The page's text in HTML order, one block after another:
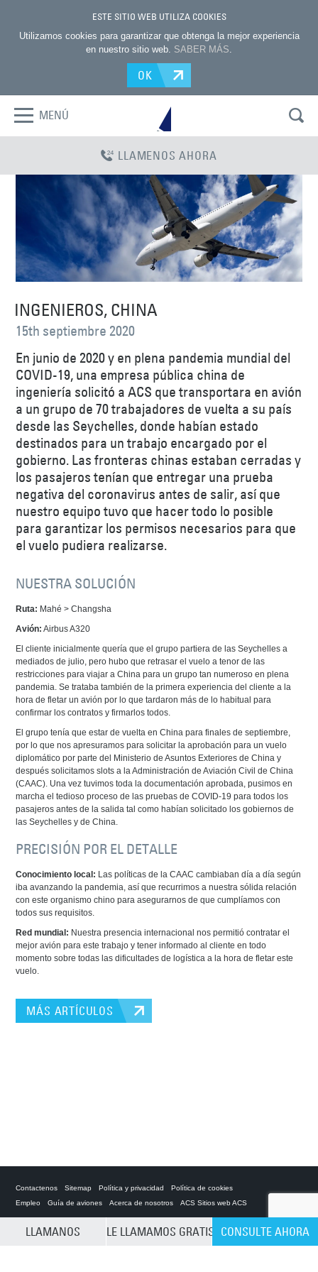
ESTE SITIO WEB UTILIZA COOKIES
Utilizamos cookies para garantizar que obtenga la mejor experiencia
en nuestro sitio web. SABER MÁS.
OK
MENÚ
LLAMENOS AHORA
INGENIEROS, CHINA
15th septiembre 2020
En junio de 2020 y en plena pandemia mundial del
COVID-19, una empresa pública china de
ingeniería solicitó a ACS que transportara en avión
a un grupo de 70 trabajadores de vuelta a su país
desde las Seychelles, donde habían estado
destinados para un trabajo encargado por el
gobierno. Las fronteras chinas estaban cerradas y
los pasajeros tenían que entregar una prueba
negativa del coronavirus antes de salir, así que
nuestro equipo tuvo que hacer todo lo posible
para garantizar los permisos necesarios para que
el vuelo pudiera realizarse.
NUESTRA SOLUCIÓN
Ruta: Mahé > Changsha
Avión: Airbus A320
El cliente inicialmente quería que el grupo partiera de las Seychelles a
mediados de julio, pero hubo que retrasar el vuelo a tenor de las
restricciones para viajar a China para un grupo tan numeroso en plena
pandemia. Se trataba también de la primera experiencia del cliente a la
hora de fletar un avión por lo que tardaron más de lo habitual para
confirmar los contratos y firmarlos todos.
El grupo tenía que estar de vuelta en China para finales de septiembre,
por lo que nos apresuramos para solicitar la aprobación para un vuelo
diplomático por parte del Ministerio de Asuntos Exteriores de China y
después solicitamos slots a la Administración de Aviación Civil de China
(CAAC). Una vez tuvimos toda la documentación aprobada, pusimos en
marcha el tedioso proceso de las pruebas de COVID-19 para todos los
pasajeros antes de la salida tal como habían solicitado los gobiernos de
las Seychelles y de China.
PRECISIÓN POR EL DETALLE
Conocimiento local: Las políticas de la CAAC cambiaban día a día según
iba avanzando la pandemia, así que recurrimos a nuestra sólida relación
con este organismo chino para asegurarnos de que cumplíamos con
todos sus requisitos.
Red mundial: Nuestra presencia internacional nos permitió contratar el
mejor avión para este trabajo y tener informado al cliente en todo
momento sobre todas las dificultades de logística a la hora de fletar este
vuelo.
MÁS ARTÍCULOS
CLEAR SELECTION
LLAMANOS LE LLAMAMOS GRATIS CONSULTE AHORA
Contactenos Sitemap Política y privacidad
Política de cookies
Empleo
Guía de aviones Acerca de nosotros ACS Sitios web ACS
Private Charter App
ACS on Google Play